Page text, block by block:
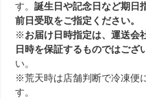
す。誕生日や記念日など期日
前日受取をご指定ください。
※お届け日時指定は、運送会
日時を保証するものではござ
い。
※荒天時は店舗判断で冷凍便
す。